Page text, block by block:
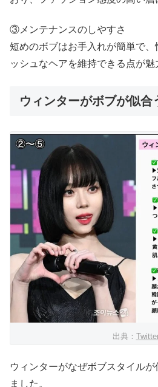
③メンテナンスのしやすさ
短めのボブはお手入れが簡単で、
ッシュなヘアを維持できる点が魅
ウィンターがボブが似合
出典：
ウィンターがなぜボブスタイル
ました。